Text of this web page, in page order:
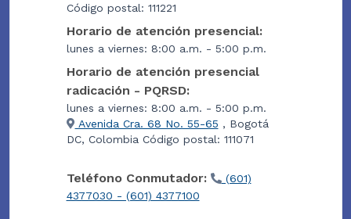
Código postal: 111221
Horario de atención presencial:
lunes a viernes: 8:00 a.m. - 5:00 p.m.
Horario de atención presencial
radicación - PQRSD:
lunes a viernes: 8:00 a.m. - 5:00 p.m.
Avenida Cra. 68 No. 55-65 , Bogotá
DC, Colombia Código postal: 111071
Teléfono Conmutador:
(601)
4377030 - (601) 4377100